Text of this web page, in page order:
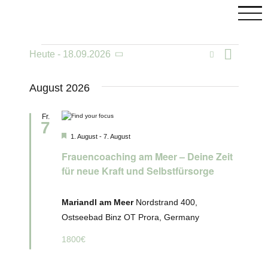
Veranstaltungen
Such-
Suche
Liste
Heute - 18.09.2026
August 2026
Fr.
7
Frauencoaching am Meer – Deine Zeit
für neue Kraft und Selbstfürsorge
Hervorgehoben
1. August -7. August
Mariandl am Meer Nordstrand 400,
Ostseebad Binz OT Prora, Germany
1800€